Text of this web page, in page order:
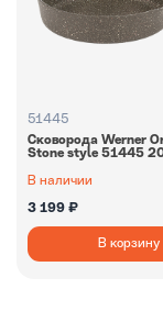
51445
Сковорода Werner
Stone style 51445
В наличии
3 199 ₽
В корзину